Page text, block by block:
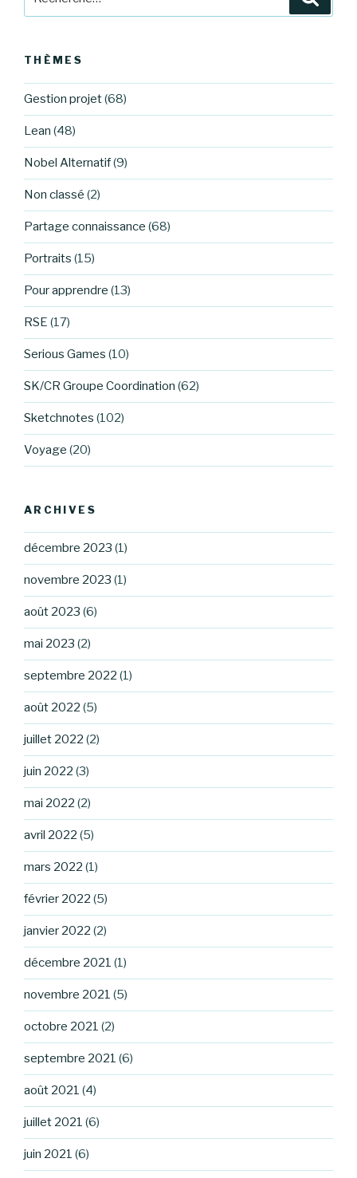
THÈMES
Gestion projet(68)
Lean (48)
Nobel Alternatif(9)
Non classé (2)
Partage connaissance (68)
Portraits (15)
Pour apprendre (13)
RSE (17)
Serious Games (10)
SK/CR Groupe Coordination (62)
Sketchnotes (102)
Voyage (20)
ARCHIVES
décembre 2023 (1)
novembre 2023 (1)
août 2023 (6)
mai 2023 (2)
septembre 2022 (1)
août 2022 (5)
juillet 2022 (2)
juin 2022 (3)
mai 2022 (2)
avril 2022 (5)
mars 2022 (1)
février 2022 (5)
janvier 2022 (2)
décembre 2021 (1)
novembre 2021 (5)
octobre 2021 (2)
septembre 2021 (6)
août 2021 (4)
juillet 2021 (6)
juin 2021 (6)